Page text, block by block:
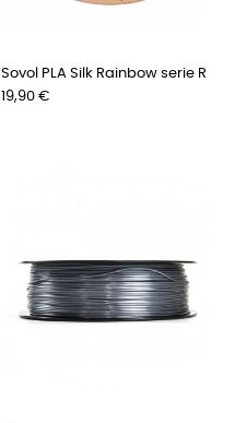
Sovol PLA Silk Rainbow serie R
Preis
19,90 €